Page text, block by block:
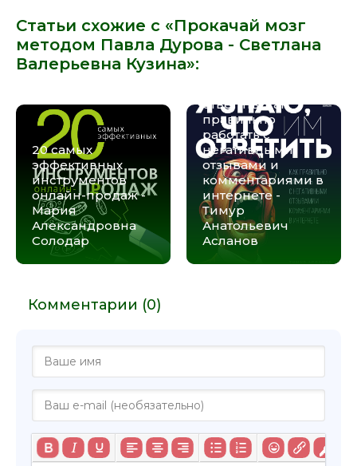
Статьи схожие с «Прокачай мозг
методом Павла Дурова - Светлана
Валерьевна Кузина»:
20 самых
эффективных
инструментов
онлайн-продаж -
Мария
Александровна
Солодар
ответить. Как
правильно
работать с
негативными
отзывами и
комментариями в
интернете -
Тимур
Анатольевич
Асланов
Комментарии (0)